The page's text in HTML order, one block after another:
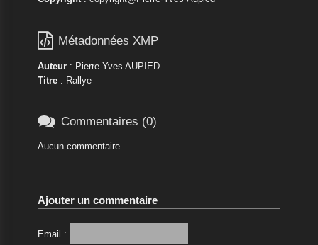
 Métadonnées XMP
Auteur: Pierre-Yves AUPIED
Titre: Rallye
 Commentaires (0)
Aucun commentaire.
Ajouter un commentaire
Email :